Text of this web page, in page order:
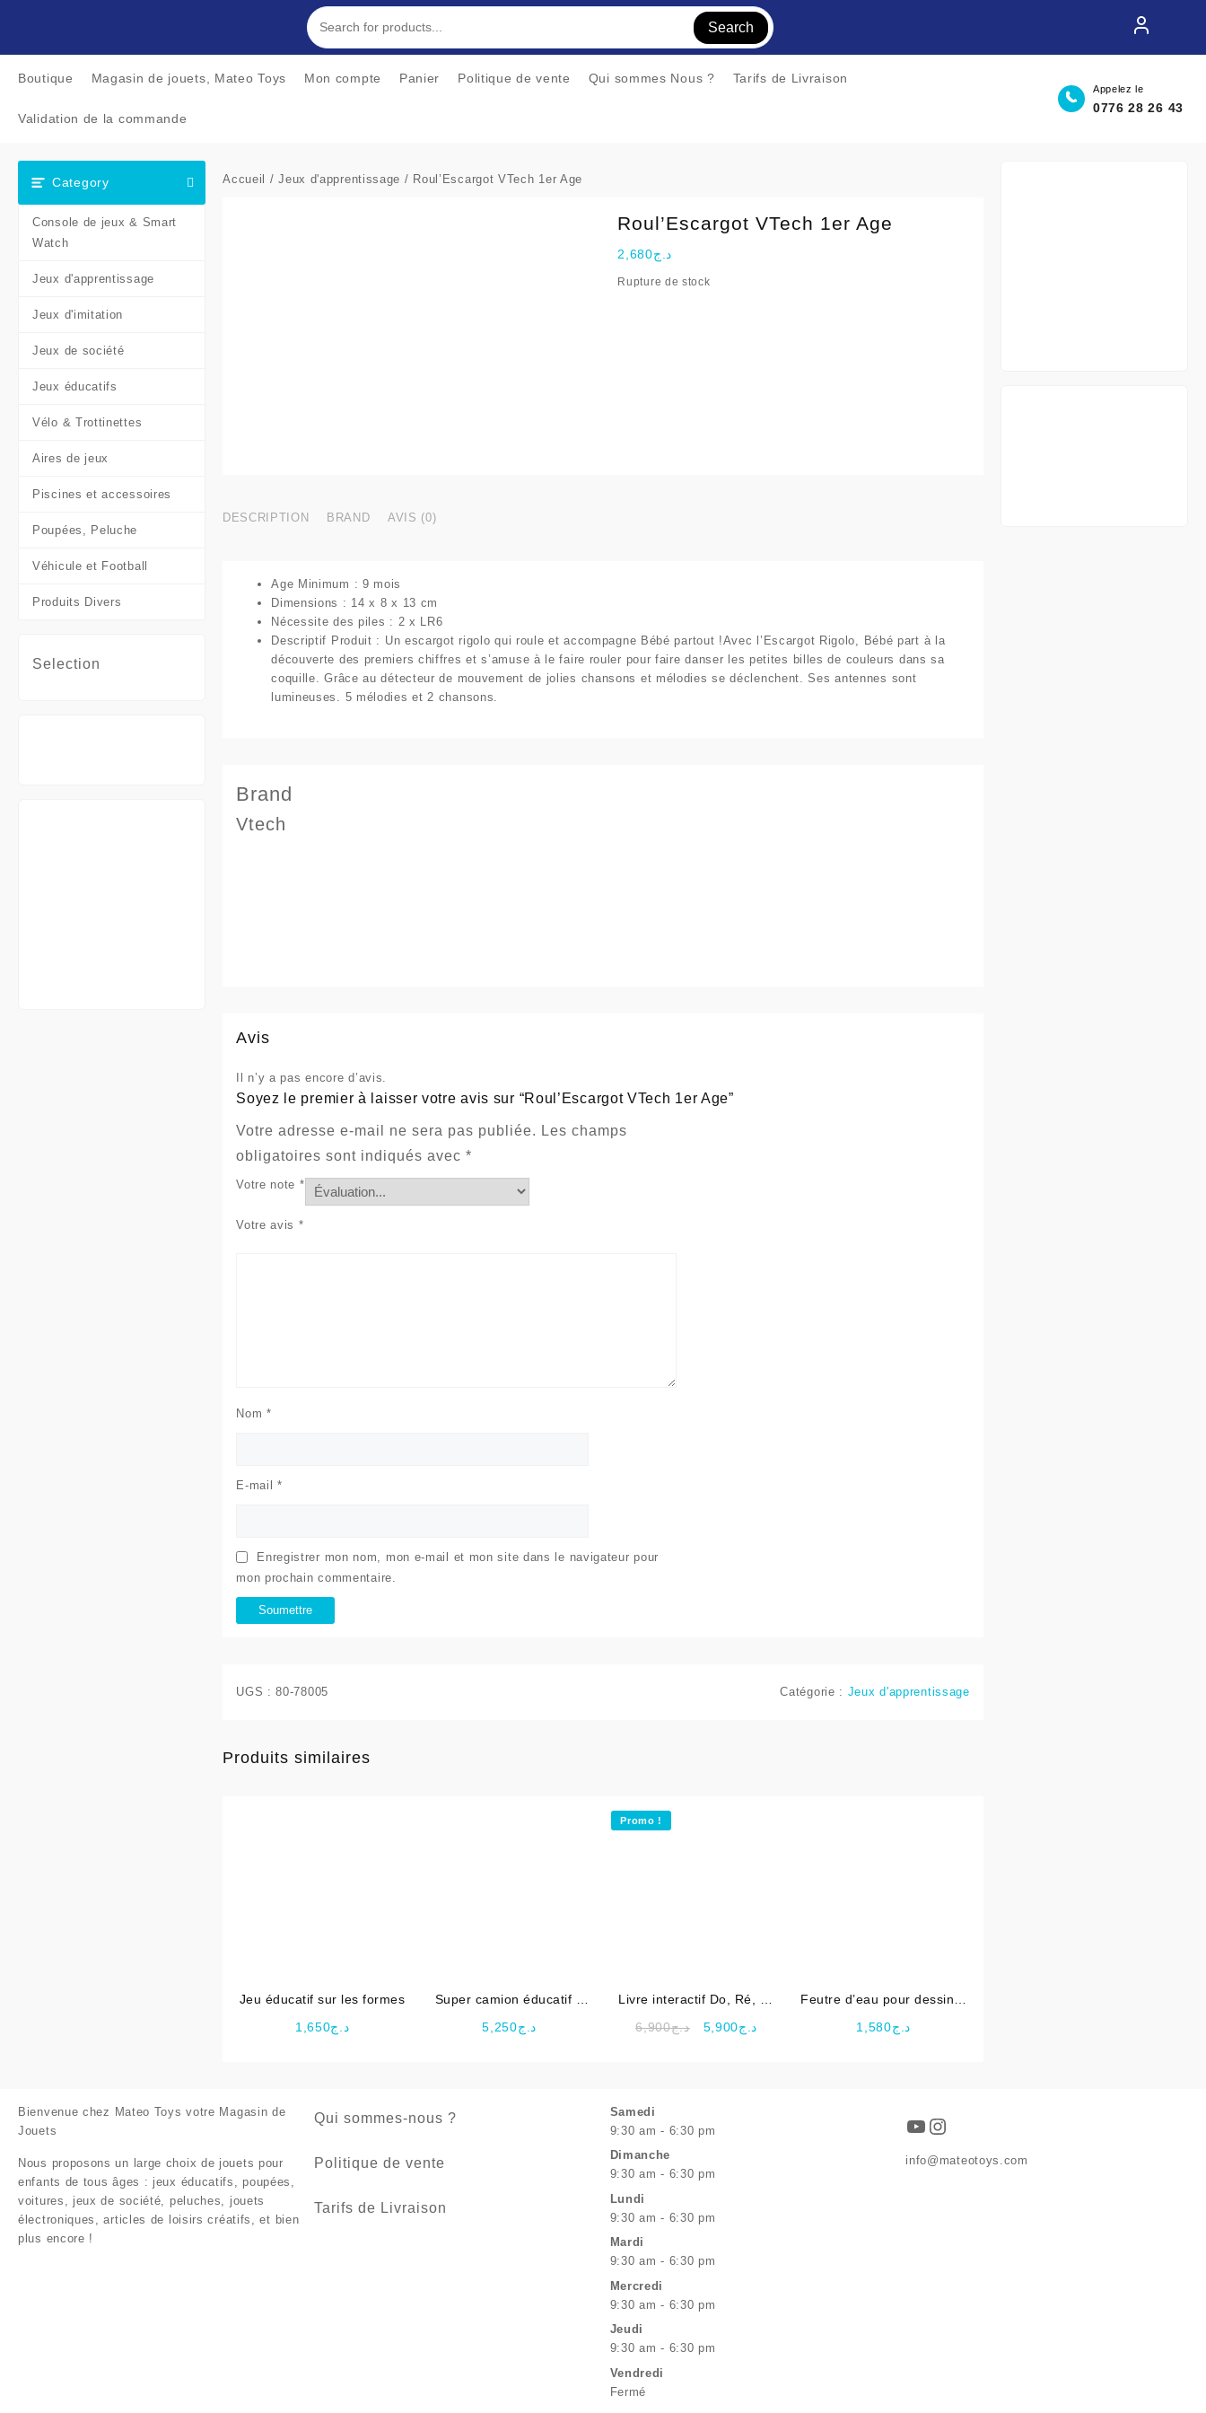
Search
Boutique Magasin de jouets, Mateo Toys Mon compte Panier Politique de vente Qui sommes Nous ? Tarifs de Livraison
Validation de la commande
Appelez le
0776 28 26 43
Category
Console de jeux & Smart
Watch
Jeux d'apprentissage
Jeux d'imitation
Jeux de société
Jeux éducatifs
Vélo & Trottinettes
Aires de jeux
Piscines et accessoires
Poupées, Peluche
Véhicule et Football
Produits Divers
Selection
Accueil /Jeux d'apprentissage / Roul’Escargot VTech 1er Age
Roul’Escargot VTech 1er Age
د.ج2,680
Rupture de stock
DESCRIPTION BRAND AVIS (0)
Age Minimum : 9 mois
Dimensions : 14 x 8 x 13 cm
Nécessite des piles : 2 x LR6
Descriptif Produit : Un escargot rigolo qui roule et accompagne Bébé partout !Avec l’Escargot Rigolo, Bébé part à la
découverte des premiers chiffres et s’amuse à le faire rouler pour faire danser les petites billes de couleurs dans sa
coquille. Grâce au détecteur de mouvement de jolies chansons et mélodies se déclenchent. Ses antennes sont
lumineuses. 5 mélodies et 2 chansons.
Brand
Vtech
Avis
Il n’y a pas encore d’avis.
Soyez le premier à laisser votre avis sur “Roul’Escargot VTech 1er Age”
Votre adresse e-mail ne sera pas publiée. Les champs
obligatoires sont indiqués avec*
Votre note *
Votre avis *
Nom *
E-mail*
Enregistrer mon nom, mon e-mail et mon site dans le navigateur pour
mon prochain commentaire.
UGS :80-78005 Catégorie : Jeux d'apprentissage
Produits similaires
Jeu éducatif sur les formes
د.ج1,650
Super camion éducatif à
د.ج5,250
Promo !
Livre interactif Do, Ré, Mi
د.ج6,900
Le
د.ج5,900
Feutre d’eau pour dessiner
د.ج1,580
Bienvenue chez Mateo Toys votre Magasin de
Jouets
Nous proposons un large choix de jouets pour
enfants de tous âges : jeux éducatifs, poupées,
voitures, jeux de société, peluches, jouets
électroniques, articles de loisirs créatifs, et bien
plus encore !
Qui sommes-nous ?
Politique de vente
Tarifs de Livraison
Samedi
9:30 am - 6:30 pm
Dimanche
9:30 am - 6:30 pm
Lundi
9:30 am - 6:30 pm
Mardi
9:30 am - 6:30 pm
Mercredi
9:30 am - 6:30 pm
Jeudi
9:30 am - 6:30 pm
Vendredi
Fermé
YouTube
Instagram
info@mateotoys.com